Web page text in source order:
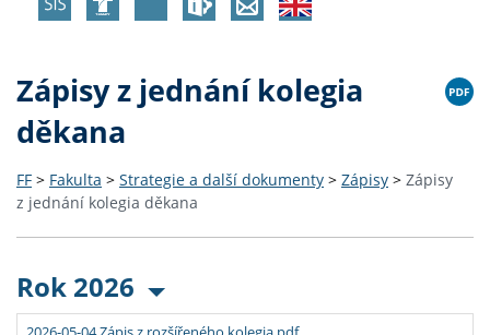
Zápisy z jednání kolegia
děkana
FF > Fakulta > Strategie a další dokumenty > Zápisy > Zápisy
z jednání kolegia děkana
Rok 2026